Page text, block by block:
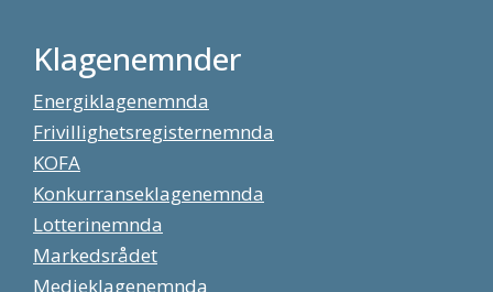
Klagenemnder
Energiklagenemnda
Frivillighetsregisternemnda
KOFA
Konkurranseklagenemnda
Lotterinemnda
Markedsrådet
Medieklagenemnda